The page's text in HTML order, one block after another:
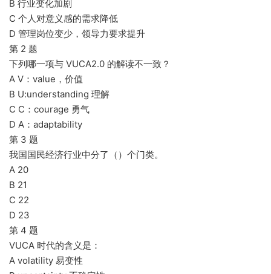
B 行业变化加剧
C 个人对意义感的需求降低
D 管理岗位变少，领导力要求提升
第 2 题
下列哪一项与 VUCA2.0 的解读不一致？
A V：value，价值
B U:understanding 理解
C C：courage 勇气
D A：adaptability
第 3 题
我国国民经济行业中分了（）个门类。
A 20
B 21
C 22
D 23
第 4 题
VUCA 时代的含义是：
A volatility 易变性